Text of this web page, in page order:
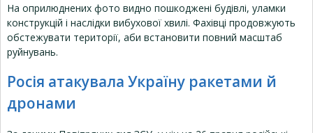
На оприлюднених фото видно пошкоджені будівлі, уламки
конструкцій і наслідки вибухової хвилі. Фахівці продовжують
обстежувати території, аби встановити повний масштаб
руйнувань.
Росія атакувала Україну ракетами й
дронами